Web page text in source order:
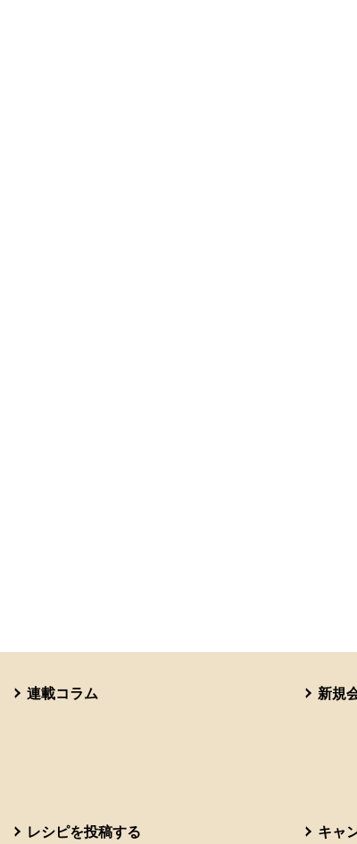
連載コラム 新規
レシピを投稿する キャ